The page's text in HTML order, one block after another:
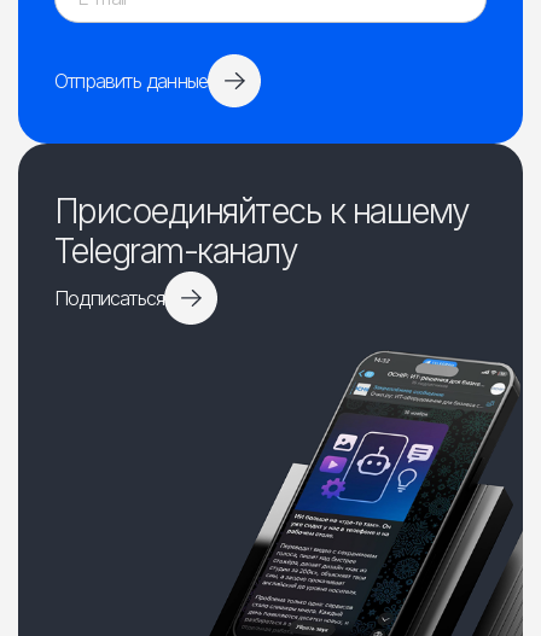
Отправить данные
Присоединяйтесь к нашему
Telegram-каналу
Подписаться